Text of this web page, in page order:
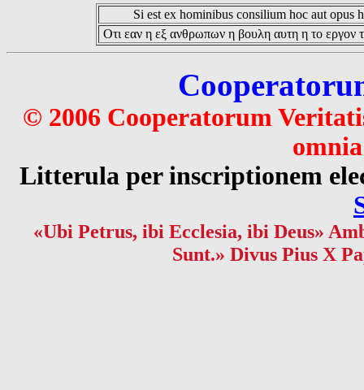
Si est ex hominibus consilium hoc aut opus
Οτι εαν η εξ ανθρωπων η βουλη αυτη η το εργον
© 2006 Cooperatorum
Litterula per inscriptionem
«Ubi Petrus, ibi Ecclesia, ibi Deus»
Sunt.» Divus Pius X